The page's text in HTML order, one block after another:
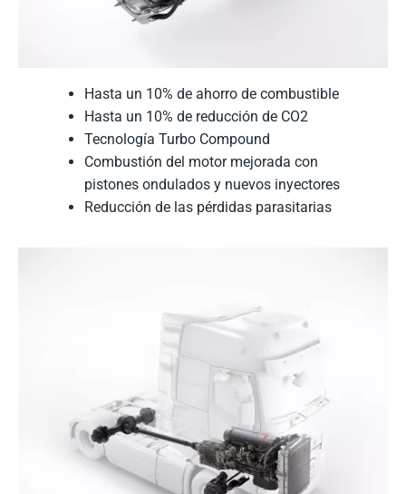
Hasta un 10% de ahorro de combustible
Hasta un 10% de reducción de CO2
Tecnología Turbo Compound
Combustión del motor mejorada con
pistones ondulados y nuevos inyectores
Reducción de las pérdidas parasitarias